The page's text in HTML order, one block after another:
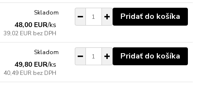
48,00 EUR/ks
39,02 EUR bez DPH
Skladom Pridať do košíka
49,80 EUR/ks
40,49 EUR bez DPH
Skladom Pridať do košíka